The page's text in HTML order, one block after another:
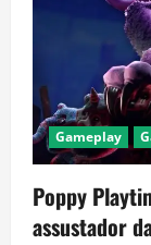
Gameplay
Poppy
assustador